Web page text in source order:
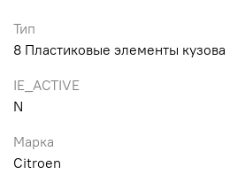
Тип
8 Пластиковые элементы кузова
IE_ACTIVE
N
Марка
Citroen